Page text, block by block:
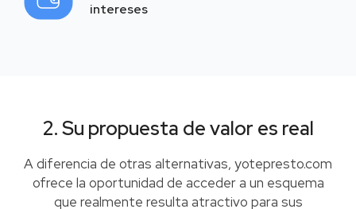
intereses
2. Su propuesta de valor es real
A diferencia de otras alternativas, yotepresto.com
ofrece la oportunidad de acceder a un esquema
que realmente resulta atractivo para sus